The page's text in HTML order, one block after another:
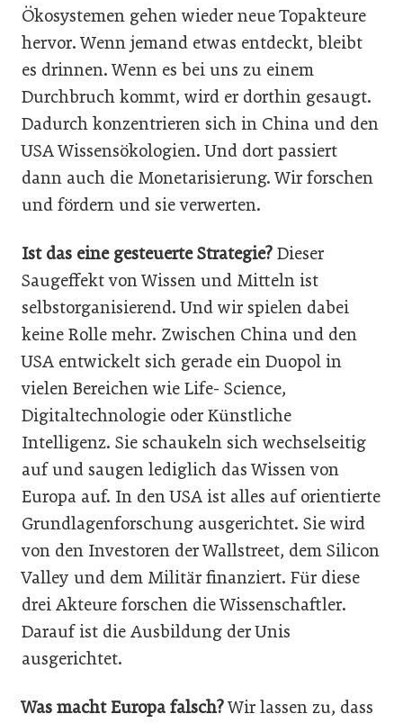
Ökosystemen gehen wieder neue Topakteure
hervor. Wenn jemand etwas entdeckt, bleibt
es drinnen. Wenn es bei uns zu einem
Durchbruch kommt, wird er dorthin gesaugt.
Dadurch konzentrieren sich in China und den
USA Wissensökologien. Und dort passiert
dann auch die Monetarisierung. Wir forschen
und fördern und sie verwerten.
Ist das eine gesteuerte Strategie? Dieser
Saugeffekt von Wissen und Mitteln ist
selbstorganisierend. Und wir spielen dabei
keine Rolle mehr. Zwischen China und den
USA entwickelt sich gerade ein Duopol in
vielen Bereichen wie Life- Science,
Digitaltechnologie oder Künstliche
Intelligenz. Sie schaukeln sich wechselseitig
auf und saugen lediglich das Wissen von
Europa auf. In den USA ist alles auf orientierte
Grundlagenforschung ausgerichtet. Sie wird
von den Investoren der Wallstreet, dem Silicon
Valley und dem Militär finanziert. Für diese
drei Akteure forschen die Wissenschaftler.
Darauf ist die Ausbildung der Unis
ausgerichtet.
Was macht Europa falsch?Wir lassen zu, dass